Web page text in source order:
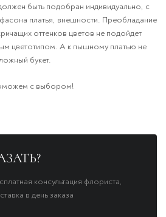
быть подобран индивидуально, с
платья, внешности. Преобладание
оттенков цветов не подойдет
цветотипом. А к пышному платью не
букет.
с выбором!
консультация флориста,
в день заказа